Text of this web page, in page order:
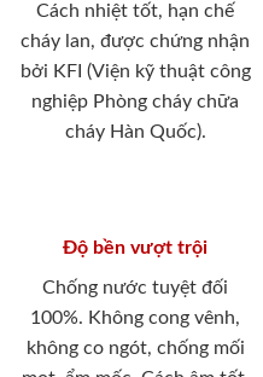
Cách nhiệt tốt, hạn chế
cháy lan, được chứng nhận
bởi KFI (Viện kỹ thuật công
nghiệp Phòng cháy chữa
cháy Hàn Quốc).
Độ bền vượt trội
Chống nước tuyệt đối
100%. Không cong vênh,
không co ngót, chống mối